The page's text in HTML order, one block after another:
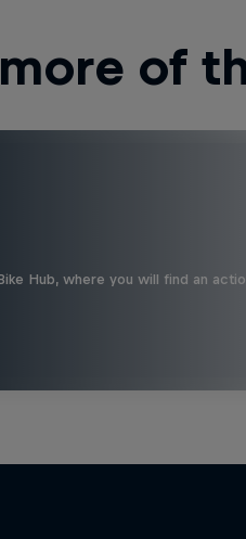
of
Hub, where you will find an